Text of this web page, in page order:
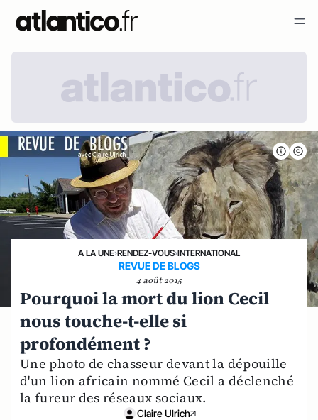
A LA UNE›RENDEZ-VOUS›INTERNATIONAL
REVUE DE BLOGS
4 août 2015
Pourquoi la mort du lion Cecil
nous touche-t-elle si
profondément ?
Une photo de chasseur devant la dépouille
d'un lion africain nommé Cecil a déclenché
la fureur des réseaux sociaux.
Claire Ulrich